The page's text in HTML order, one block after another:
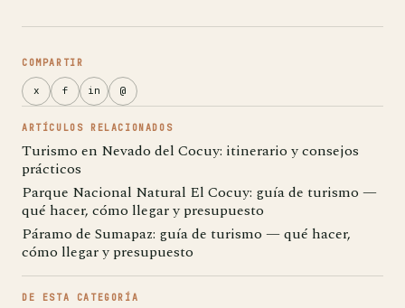
COMPARTIR
x f in @
ARTÍCULOS RELACIONADOS
Turismo en Nevado del Cocuy: itinerario y consejos
prácticos
Parque Nacional Natural El Cocuy: guía de turismo —
qué hacer, cómo llegar y presupuesto
Páramo de Sumapaz: guía de turismo — qué hacer,
cómo llegar y presupuesto
DE ESTA CATEGORÍA